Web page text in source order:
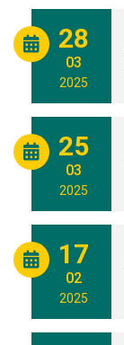
28
03
2025
25
03
2025
17
02
2025